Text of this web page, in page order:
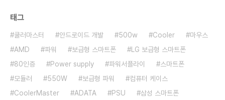
태그
쿨러마스터 안드로이드 개발 500w Cooler
마우스
AMD
파워 보급형 스마트폰
LG 보급형 스마트폰
80인증
Power supply 파워서플라이
스마트폰
모듈러
550W 보급형 파워
컴퓨터 케이스
CoolerMaster
ADATA PSU
삼성 스마트폰